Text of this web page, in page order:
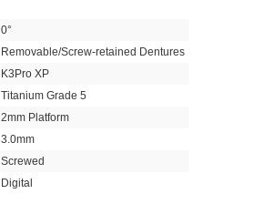
0°
Removable/Screw-retained Dentures
K3Pro XP
Titanium Grade 5
2mm Platform
3.0mm
Screwed
Digital